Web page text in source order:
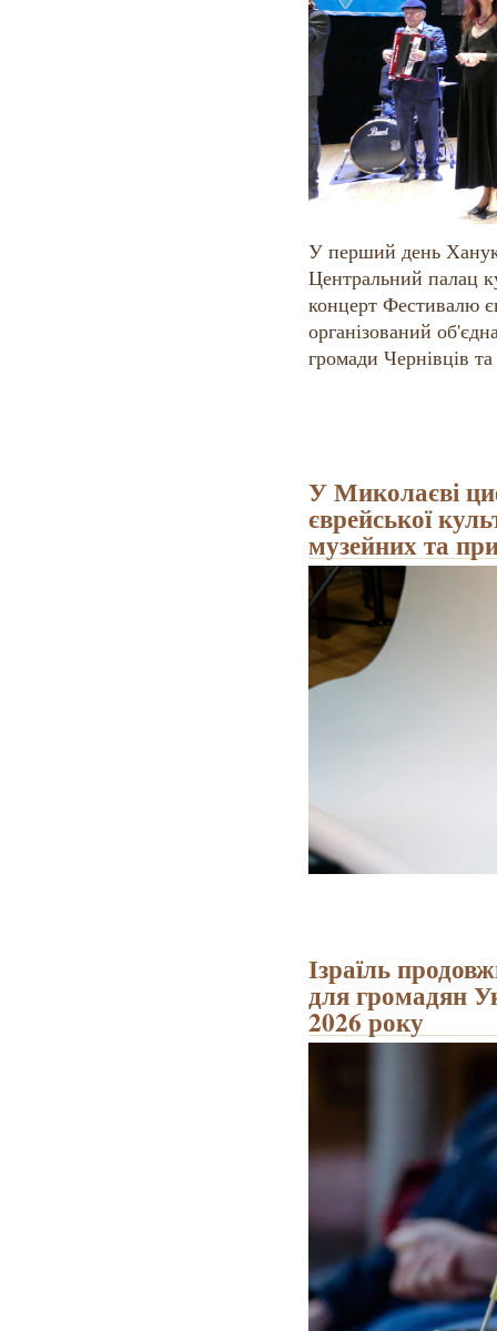
У перший день
Центральний палац
концерт Фестивалю
організований
громади Чернівців
У Миколаєві
єврейської
музейних та
Ізраїль
для громадян
2026 року